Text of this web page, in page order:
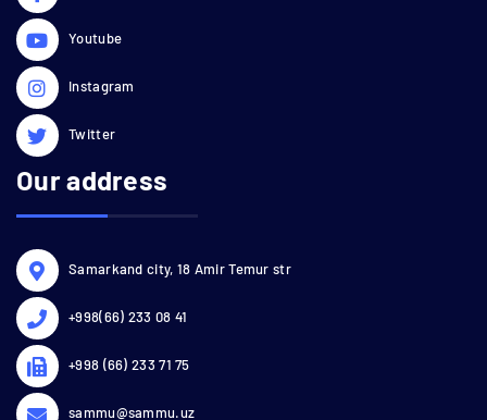
Youtube
Instagram
Twitter
Our address
Samarkand city, 18 Amir Temur str
+998(66) 233 08 41
+998 (66) 233 71 75
sammu@sammu.uz